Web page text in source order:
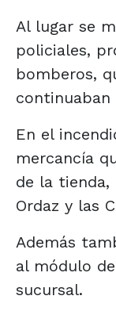
Al lugar se
policiales,
bomberos,
continuaban
En el
mercancía
de la tienda,
Ordaz y las
Además
al módulo
sucursal.